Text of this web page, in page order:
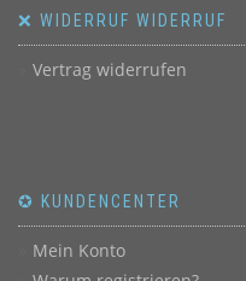
❌ WIDERRUF WIDERRUF
Vertrag widerrufen
✪ KUNDENCENTER
Mein Konto